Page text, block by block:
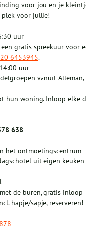
voor jou en je
plek voor jullie!
uur
gratis spreekuur voor
6453945.
uur
vanuit
hun woning. Inloop elke
638
het ontmoetingscentrum
uit eigen
de buren, gratis inloop
hapje/sapje, reserveren!